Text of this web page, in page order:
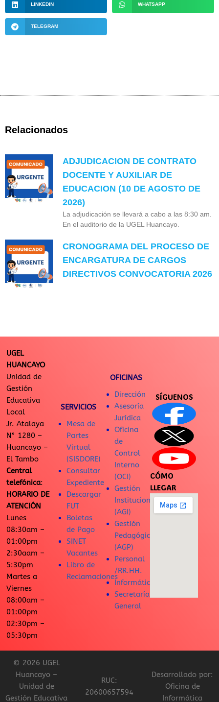
LINKEDIN WHATSAPP
TELEGRAM
Relacionados
ADJUDICACION DE CONTRATO
DOCENTE Y AUXILIAR DE
EDUCACION (10 DE AGOSTO DE
2026)
La adjudicación se llevará a cabo a las 8:30 am.
En el auditorio de la UGEL Huancayo.
CRONOGRAMA DEL PROCESO DE
ENCARGATURA DE CARGOS
DIRECTIVOS CONVOCATORIA 2026
UGEL
HUANCAYO
Unidad de
Gestión
Educativa
Local
Jr. Atalaya
N° 1280 –
Huancayo –
El Tambo
Central
telefónica:
HORARIO DE
ATENCIÓN
Lunes
08:30am –
01:00pm
2:30aam –
5:30pm
Martes a
Viernes
08:00am –
01:00pm
02:30pm –
05:30pm
SERVICIOS
Mesa de
Partes
Virtual
(SISDORE)
Consultar
Expediente
Descargar
FUT
Boletas
de Pago
SINET
Vacantes
Libro de
Reclamaciones
OFICINAS
Dirección
Asesoría
Jurídica
Oficina
de
Control
Interno
(OCI)
Gestión
Institucional
(AGI)
Gestión
Pedagógica
(AGP)
Personal
/RR.HH.
Informática
Secretaría
General
SÍGUENOS
CÓMO
LLEGAR
© 2026 UGEL
Huancayo –
Unidad de
Gestión Educativa
RUC:
20600657594
Desarrollado por:
Oficina de
Informática